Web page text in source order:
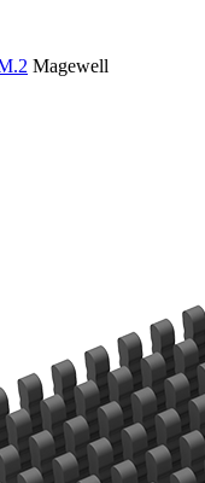
Magewell